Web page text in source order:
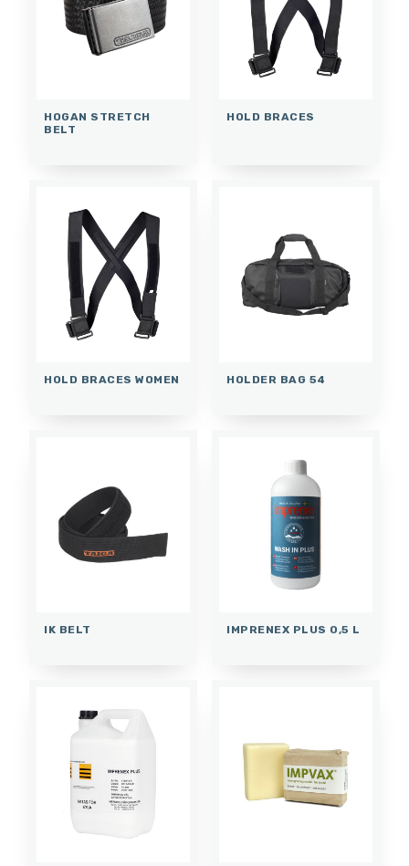
HOGAN STRETCH
BELT
HOLD BRACES
HOLD BRACES WOMEN HOLDER BAG 54
IK BELT IMPRENEX PLUS 0,5 L